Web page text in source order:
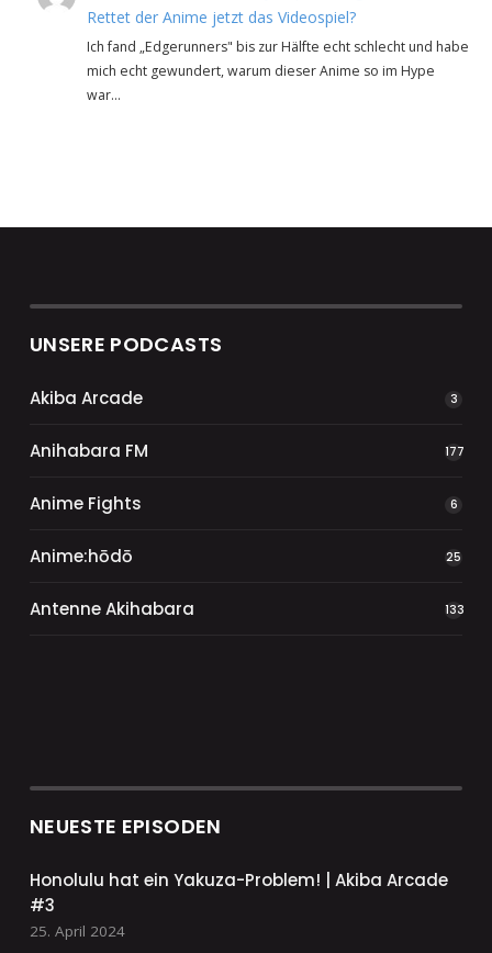
Rettet der Anime jetzt das Videospiel?
Ich fand „Edgerunners" bis zur Hälfte echt schlecht und habe
mich echt gewundert, warum dieser Anime so im Hype
war…
UNSERE PODCASTS
Akiba Arcade 3
Anihabara FM 177
Anime Fights 6
Anime:hōdō 25
Antenne Akihabara 133
NEUESTE EPISODEN
Honolulu hat ein Yakuza-Problem! | Akiba Arcade
#3
25. April 2024